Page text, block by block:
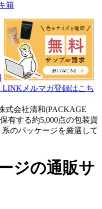
箱
式会社清和(PACKAGE
有する約5,000点の包装資
のパッケージを厳選して
ジの通販サ